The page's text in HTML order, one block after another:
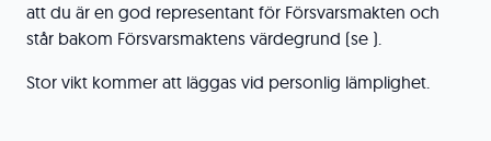
att du är en god representant för Försvarsmakten och
står bakom Försvarsmaktens värdegrund (se ).
Stor vikt kommer att läggas vid personlig lämplighet.